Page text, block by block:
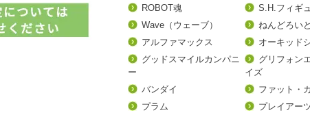
ROBOT魂
S.H.フィギ
Wave（ウェーブ）
ねんどろい
アルファマックス
オーキッド
グッドスマイルカンパニ
ー
グリフォン
イズ
バンダイ
ファット・
プラム
プレイアー